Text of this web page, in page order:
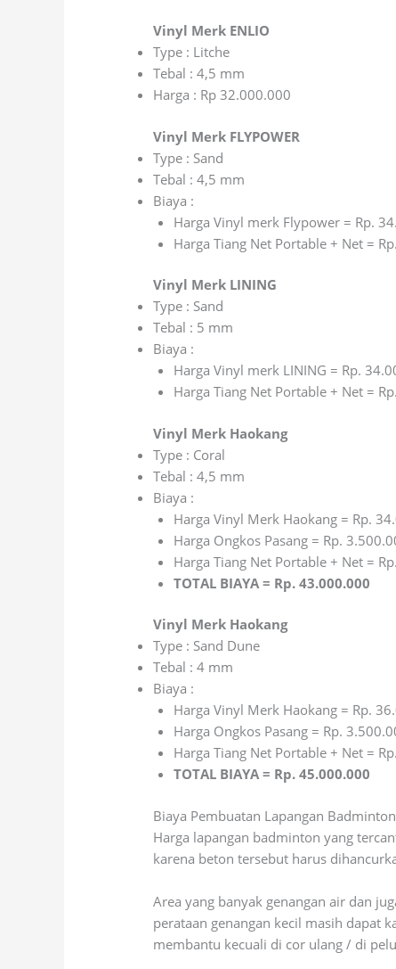
Vinyl Merk ENLIO
Type : Litche
Tebal : 4,5 mm
Harga : Rp 32.000.000
Vinyl Merk FLYPOWER
Type : Sand
Tebal : 4,5 mm
Biaya :
Harga Vinyl merk Flypower = Rp.
Harga Tiang Net Portable + Net =
Vinyl Merk LINING
Type : Sand
Tebal : 5 mm
Biaya :
Harga Vinyl merk LINING = Rp.
Harga Tiang Net Portable + Net =
Vinyl Merk Haokang
Type : Coral
Tebal : 4,5 mm
Biaya :
Harga Vinyl Merk Haokang = Rp.
Harga Ongkos Pasang = Rp.
Harga Tiang Net Portable + Net =
TOTAL BIAYA = Rp. 43.000.000
Vinyl Merk Haokang
Type : Sand Dune
Tebal : 4 mm
Biaya :
Harga Vinyl Merk Haokang = Rp.
Harga Ongkos Pasang = Rp.
Harga Tiang Net Portable + Net =
TOTAL BIAYA = Rp. 45.000.000
Biaya Pembuatan Lapangan
Harga lapangan badminton yang
karena beton tersebut harus
Area yang banyak genangan air dan
perataan genangan kecil masih dapat
membantu kecuali di cor ulang / di